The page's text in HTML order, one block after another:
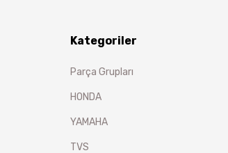
Kategoriler
Parça Grupları
HONDA
YAMAHA
TVS